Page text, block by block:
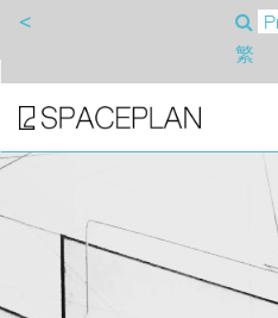
<
繁